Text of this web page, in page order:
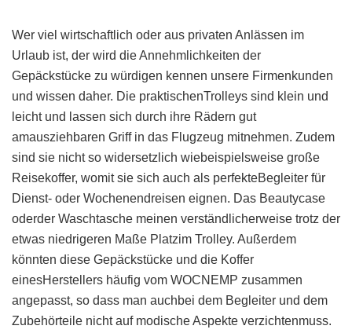
Wer viel wirtschaftlich oder aus privaten Anlässen im
Urlaub ist, der wird die Annehmlichkeiten der
Gepäckstücke zu würdigen kennen unsere Firmenkunden
und wissen daher. Die praktischenTrolleys sind klein und
leicht und lassen sich durch ihre Rädern gut
amausziehbaren Griff in das Flugzeug mitnehmen. Zudem
sind sie nicht so widersetzlich wiebeispielsweise große
Reisekoffer, womit sie sich auch als perfekteBegleiter für
Dienst- oder Wochenendreisen eignen. Das Beautycase
oderder Waschtasche meinen verständlicherweise trotz der
etwas niedrigeren Maße Platzim Trolley. Außerdem
könnten diese Gepäckstücke und die Koffer
einesHerstellers häufig vom WOCNEMP zusammen
angepasst, so dass man auchbei dem Begleiter und dem
Zubehörteile nicht auf modische Aspekte verzichtenmuss.